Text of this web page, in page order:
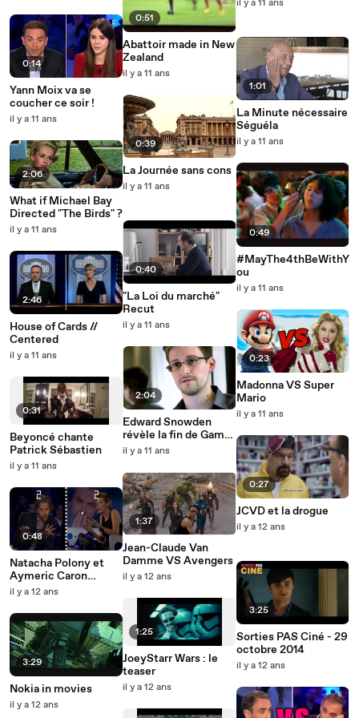
0:14
Yann Moix va se
coucher ce soir !
il y a 11 ans
2:06
What if Michael Bay
Directed "The Birds" ?
il y a 11 ans
2:46
House of Cards //
Centered
il y a 11 ans
0:31
Beyoncé chante
Patrick Sébastien
il y a 11 ans
0:48
Natacha Polony et
Aymeric Caron
s'affrontent à Pong
il y a 12 ans
3:29
Nokia in movies
il y a 12 ans
0:51
Abattoir made in New
Zealand
il y a 11 ans
0:39
La Journée sans cons
il y a 11 ans
0:40
"La Loi du marché"
Recut
il y a 11 ans
2:04
Edward Snowden
révèle la fin de Game
of Thrones !
il y a 11 ans
1:37
Jean-Claude Van
Damme VS Avengers
il y a 12 ans
1:25
JoeyStarr Wars : le
teaser
il y a 12 ans
il y a 11 ans
1:01
La Minute nécessaire
Séguéla
il y a 11 ans
0:49
#MayThe4thBeWithY
ou
il y a 11 ans
0:23
Madonna VS Super
Mario
il y a 11 ans
0:27
JCVD et la drogue
il y a 12 ans
3:25
Sorties PAS Ciné - 29
octobre 2014
il y a 12 ans